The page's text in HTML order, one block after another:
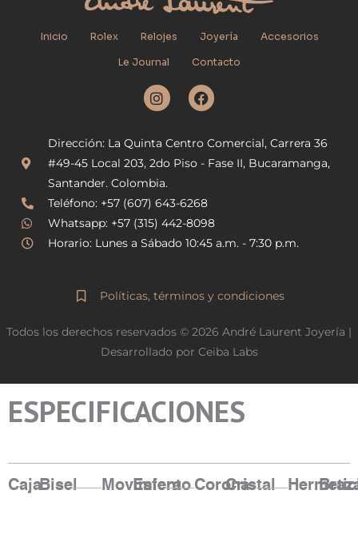
Inicio Rolex Relojes Joyería
Accesorios
Le Journal
Contacto
I
n
a
g
r
a
m
F
a
b
o
Dirección: La Quinta Centro Comercial, Carrera 36
#49-45 Local 203, 2do Piso - Fase II, Bucaramanga,
Santander. Colombia.
Teléfono: +57 (607) 643-6268
Whatsapp: +57 (315) 442-8098
Horario: Lunes a Sábado 10:45 a.m. - 7:30 p.m.
Políticas, términos y condiciones
Todos los derechos reservados © 2026 André Laurent Joyería |
Desarrollado por Ceiba Labs
ESPECIFICACIONES
CajaBisel Movimiento
Esfera CoronaCristal